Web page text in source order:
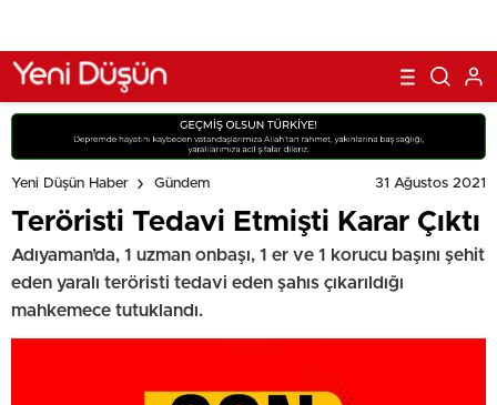
Yeni Düşün Haber Gündem 31 Ağustos 2021
Teröristi Tedavi Etmişti Karar Çıktı
Adıyaman’da, 1 uzman onbaşı, 1 er ve 1 korucu başını şehit
eden yaralı teröristi tedavi eden şahıs çıkarıldığı
mahkemece tutuklandı.